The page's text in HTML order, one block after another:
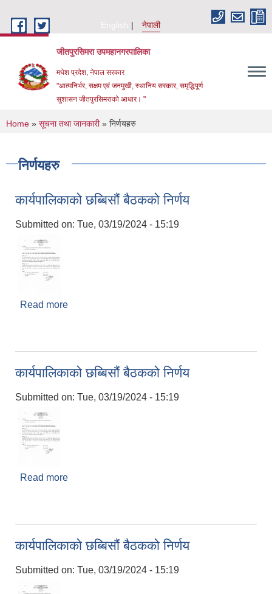
English
नेपाली
जीतपुरसिमरा उपमहानगरपालिका
मधेश प्रदेश, नेपाल सरकार
"आत्मनिर्भर, सक्षम एवं जनमुखी, स्थानिय सरकार, समृद्धिपूर्ण
सुशासन जीतपुरसिमराको आधार। "
You are here
Home » सूचना तथा जानकारी» निर्णयहरु
निर्णयहरु
कार्यपालिकाको छब्बिसौं बैठकको निर्णय
Submitted on: Tue, 03/19/2024 - 15:19
Read more
कार्यपालिकाको छब्बिसौं बैठकको निर्णय
Submitted on: Tue, 03/19/2024 - 15:19
Read more
कार्यपालिकाको छब्बिसौं बैठकको निर्णय
Submitted on: Tue, 03/19/2024 - 15:19